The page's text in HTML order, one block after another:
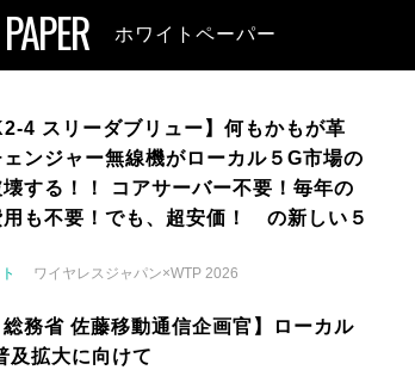
ホワイトペーパー
4 スリーダブリュー】何もかもが革
ンジャー無線機がローカル５G市場の
壊する！！ コアサーバー不要！毎年の
用も不要！でも、超安価！ の新しい５
ワイヤレスジャパン×WTP 2026
総務省 佐藤移動通信企画官】ローカル
及拡大に向けて